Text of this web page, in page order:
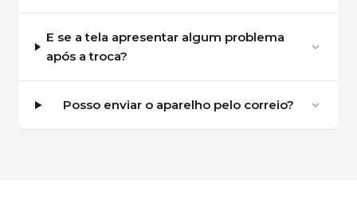
E se a tela apresentar algum problema
após a troca?
Posso enviar o aparelho pelo correio?